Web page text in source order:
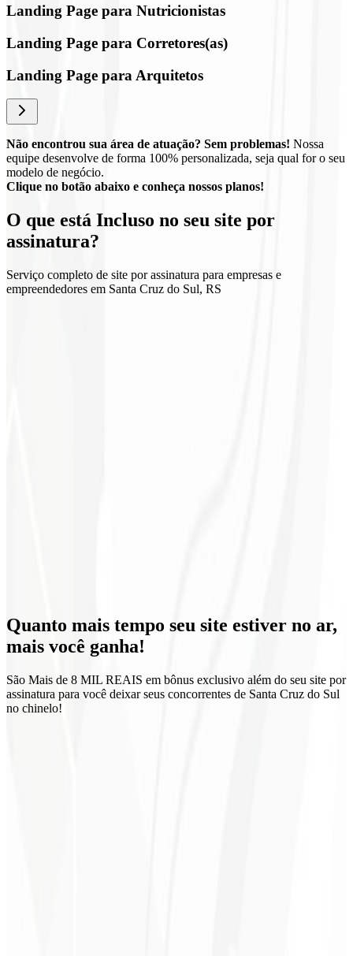
Landing Page para Nutricionistas
Landing Page para Corretores(as)
Landing Page para Arquitetos
Não encontrou sua área de atuação? Sem problemas! Nossa
equipe desenvolve de forma 100% personalizada, seja qual for o seu
modelo de negócio.
Clique no botão abaixo e conheça nossos planos!
O que está Incluso no seu site por
assinatura?
Serviço completo de site por assinatura para empresas e
empreendedores em Santa Cruz do Sul, RS
Zero fidelidade
Quanto mais tempo seu site estiver no ar,
mais você ganha!
São Mais de 8 MIL REAIS em bônus exclusivo além do seu site por
assinatura para você deixar seus concorrentes de Santa Cruz do Sul
no chinelo!